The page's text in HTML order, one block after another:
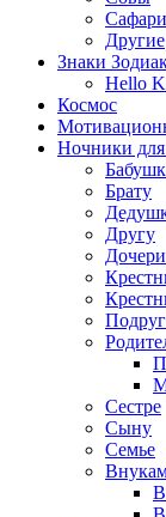
Сафари
Другие
Знаки
Hello
Космос
Ночники
Брату
Другу
Дочери
Сестре
Сыну
Семье